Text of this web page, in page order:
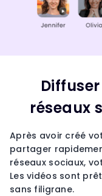
réseaux
Après avoir créé
partager
réseaux sociaux,
Les vidéos sont
sans filigrane.